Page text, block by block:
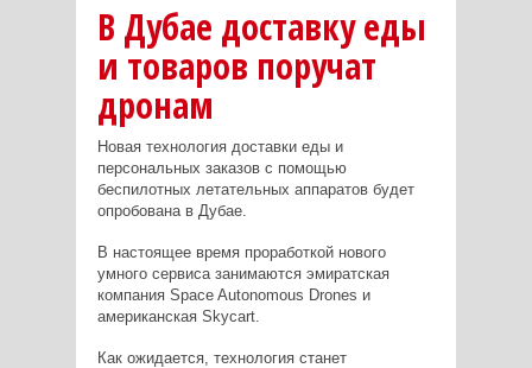
В Дубае доставку еды
и товаров поручат
дронам
Новая технология доставки еды и
персональных заказов с помощью
беспилотных летательных аппаратов будет
опробована в Дубае.
В настоящее время проработкой нового
умного сервиса занимаются эмиратская
компания Space Autonomous Drones и
американская Skycart.
Как ожидается, технология станет